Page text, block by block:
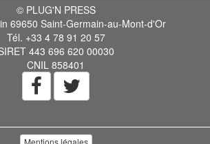
© PLUG'N PRESS
69650 Saint-Germain-au-Mont-d'Or
Tél. +33 4 78 91 20 57
443 696 620 00030
CNIL 858401
Mentions légales